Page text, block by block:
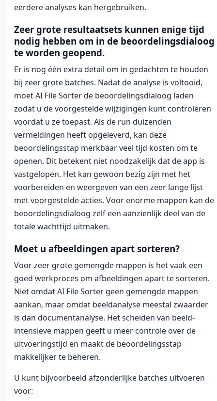
eerdere analyses kan hergebruiken.
Zeer grote resultaatsets kunnen enige tijd
nodig hebben om in de beoordelingsdialoog
te worden geopend.
Er is nog één extra detail om in gedachten te houden
bij zeer grote batches. Nadat de analyse is voltooid,
moet AI File Sorter de beoordelingsdialoog laden
zodat u de voorgestelde wijzigingen kunt controleren
voordat u ze toepast. Als de run duizenden
vermeldingen heeft opgeleverd, kan deze
beoordelingsstap merkbaar veel tijd kosten om te
openen. Dit betekent niet noodzakelijk dat de app is
vastgelopen. Het kan gewoon bezig zijn met het
voorbereiden en weergeven van een zeer lange lijst
met voorgestelde acties. Voor enorme mappen kan de
beoordelingsdialoog zelf een aanzienlijk deel van de
totale wachttijd uitmaken.
Moet u afbeeldingen apart sorteren?
Voor zeer grote gemengde mappen is het vaak een
goed werkproces om afbeeldingen apart te sorteren.
Niet omdat AI File Sorter geen gemengde mappen
aankan, maar omdat beeldanalyse meestal zwaarder
is dan documentanalyse. Het scheiden van beeld-
intensieve mappen geeft u meer controle over de
uitvoeringstijd en maakt de beoordelingsstap
makkelijker te beheren.
U kunt bijvoorbeeld afzonderlijke batches uitvoeren
voor: